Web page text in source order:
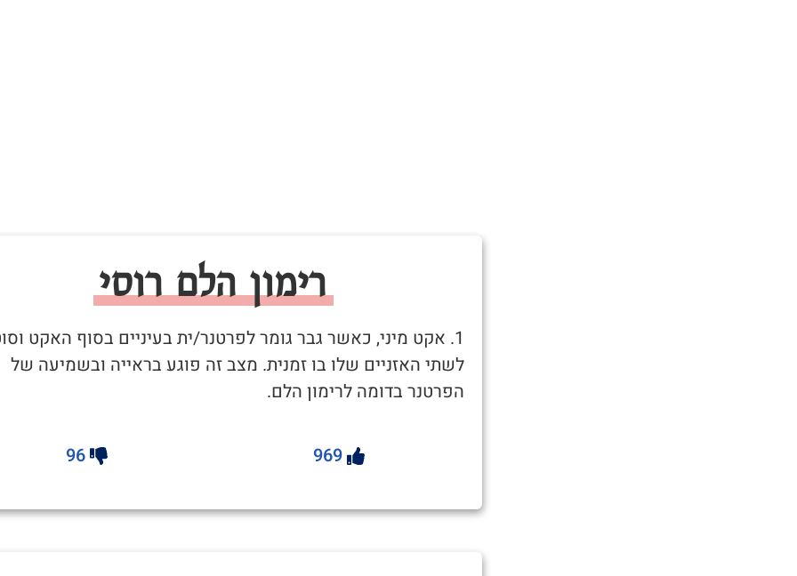
רימון הלם רוסי
1. אקט מיני, כאשר גבר גומר לפרטנר/ית בעיניים בסוף האקט
לשתי האזניים שלו בו זמנית. מצב זה פוגע בראייה ובשמיעה של
הפרטנר בדומה לרימון הלם.
969
96